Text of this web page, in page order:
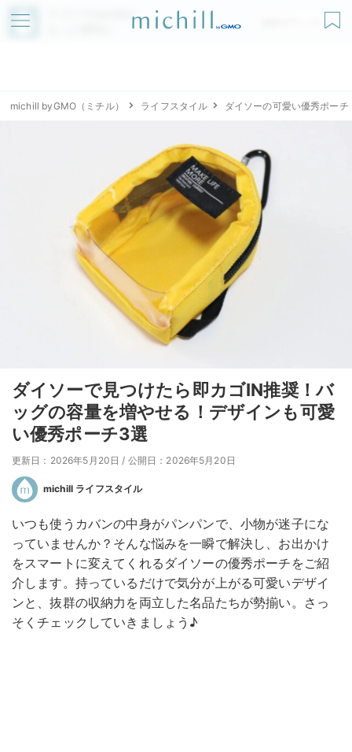
アプリでmichillが
無料ダウンロード
michill byGMO（ミチル） ライフスタイル ダイソーの可愛い優秀ポーチ
ダイソーで見つけたら即カゴIN推奨！バ
ッグの容量を増やせる！デザインも可愛
い優秀ポーチ3選
更新日：2026年5月20日 / 公開日：2026年5月20日
michill ライフスタイル
いつも使うカバンの中身がパンパンで、小物が迷子にな
っていませんか？そんな悩みを一瞬で解決し、お出かけ
をスマートに変えてくれるダイソーの優秀ポーチをご紹
介します。持っているだけで気分が上がる可愛いデザイ
ンと、抜群の収納力を両立した名品たちが勢揃い。さっ
そくチェックしていきましょう♪